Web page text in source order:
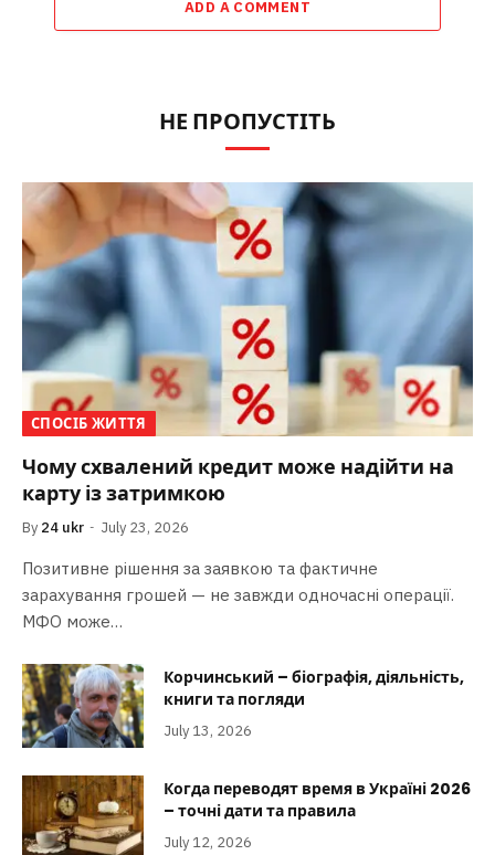
ADD A COMMENT
НЕ ПРОПУСТІТЬ
СПОСІБ ЖИТТЯ
Чому схвалений кредит може надійти на
карту із затримкою
By 24 ukr July 23, 2026
Позитивне рішення за заявкою та фактичне
зарахування грошей — не завжди одночасні операції.
МФО може…
Корчинський – біографія, діяльність,
книги та погляди
July 13, 2026
Когда переводят время в Україні 2026
– точні дати та правила
July 12, 2026